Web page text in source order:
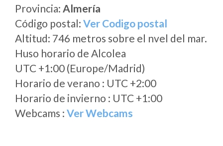
Provincia: Almería
Código postal: Ver Codigo postal
Altitud: 746 metros sobre el nvel del mar.
Huso horario de Alcolea
UTC +1:00 (Europe/Madrid)
Horario de verano : UTC +2:00
Horario de invierno : UTC +1:00
Webcams : Ver Webcams